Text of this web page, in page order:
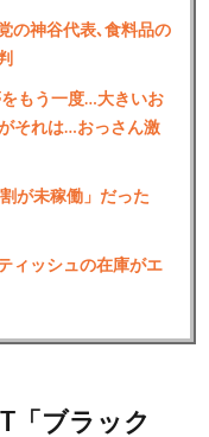
の神谷代表､食料品の
をもう一度…大きいお
それは…おっさん激
が未稼働」だった
ィッシュの在庫がエ
「ブラック